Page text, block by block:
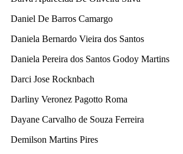
Daniel De Barros Camargo
Daniela Bernardo Vieira dos Santos
Daniela Pereira dos Santos Godoy Martins
Darci Jose Rocknbach
Darliny Veronez Pagotto Roma
Dayane Carvalho de Souza Ferreira
Demilson Martins Pires